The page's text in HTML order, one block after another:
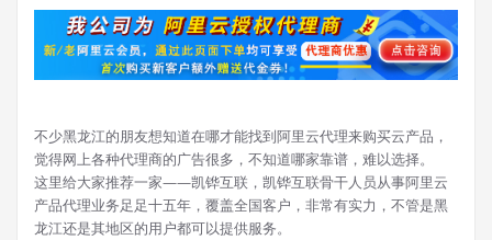
不少黑龙江的朋友想知道在哪才能找到阿里云代理来购买云产品，
觉得网上各种代理商的广告很多，不知道哪家靠谱，难以选择。
这里给大家推荐一家——凯铧互联，凯铧互联骨干人员从事阿里云
产品代理业务足足十五年，覆盖全国客户，非常有实力，不管是黑
龙江还是其地区的用户都可以提供服务。